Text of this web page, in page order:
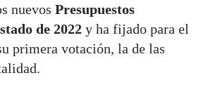
nuevos Presupuestos
de 2022 y ha fijado para el
primera votación, la de las